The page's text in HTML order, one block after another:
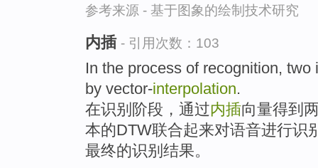
参考来源 - 基于图象的绘制技术研究
内插 - 引用次数：103
In the process of recognition,
by vector-interpolation.
在识别阶段，通过内插向量得到
本的DTW联合起来对语音进行识
最终的识别结果。